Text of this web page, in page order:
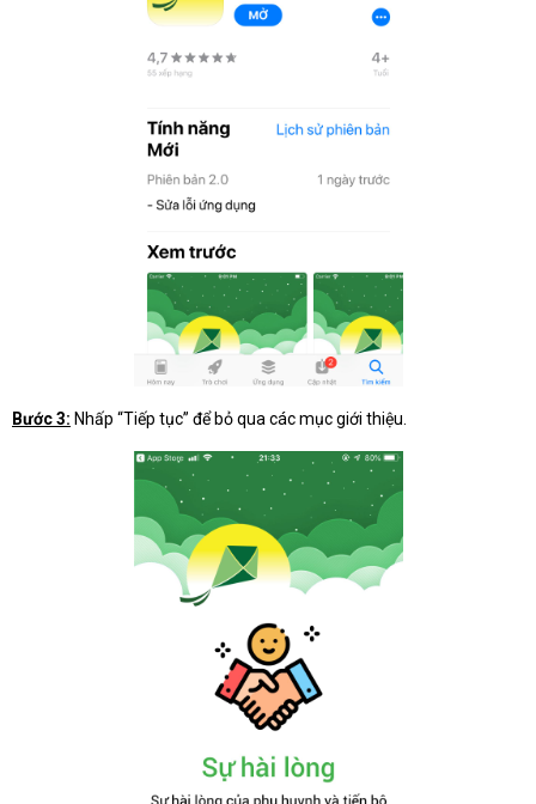
Bước 3: Nhấp “Tiếp tục” để bỏ qua các mục giới thiệu.